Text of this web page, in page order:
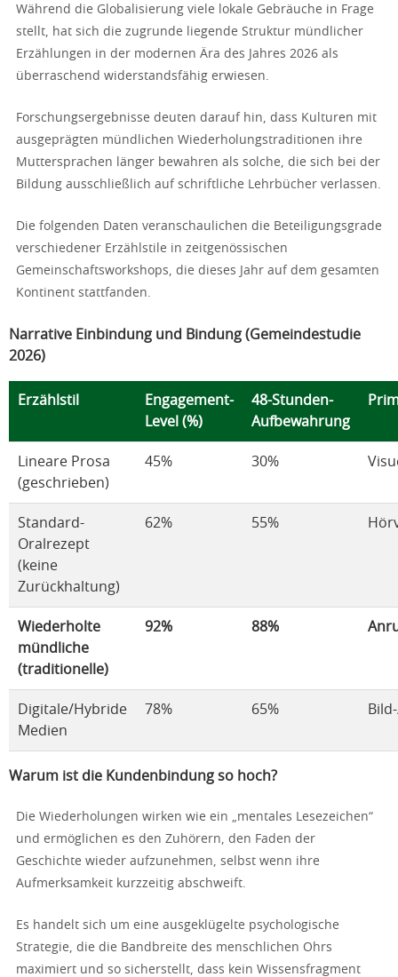
Während die Globalisierung viele lokale Gebräuche in Frage
stellt, hat sich die zugrunde liegende Struktur mündlicher
Erzählungen in der modernen Ära des Jahres 2026 als
überraschend widerstandsfähig erwiesen.
Forschungsergebnisse deuten darauf hin, dass Kulturen mit
ausgeprägten mündlichen Wiederholungstraditionen ihre
Muttersprachen länger bewahren als solche, die sich bei der
Bildung ausschließlich auf schriftliche Lehrbücher verlassen.
Die folgenden Daten veranschaulichen die Beteiligungsgrade
verschiedener Erzählstile in zeitgenössischen
Gemeinschaftsworkshops, die dieses Jahr auf dem gesamten
Kontinent stattfanden.
Narrative Einbindung und Bindung (Gemeindestudie
2026)
Erzählstil
Engagement-
Level (%)
48-Stunden-
Aufbewahrung
Lineare Prosa
(geschrieben)
45% 30%
Standard-
Oralrezept
(keine
Zurückhaltung)
62% 55%
Wiederholte
mündliche
(traditionelle)
92% 88%
Digitale/Hybride
Medien
78% 65%
Warum ist die Kundenbindung so hoch?
Die Wiederholungen wirken wie ein „mentales Lesezeichen“
und ermöglichen es den Zuhörern, den Faden der
Geschichte wieder aufzunehmen, selbst wenn ihre
Aufmerksamkeit kurzzeitig abschweift.
Es handelt sich um eine ausgeklügelte psychologische
Strategie, die die Bandbreite des menschlichen Ohrs
maximiert und so sicherstellt, dass kein Wissensfragment